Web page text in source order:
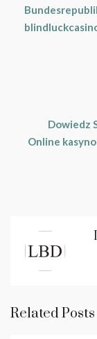
Dowiedz
Online
Related Posts